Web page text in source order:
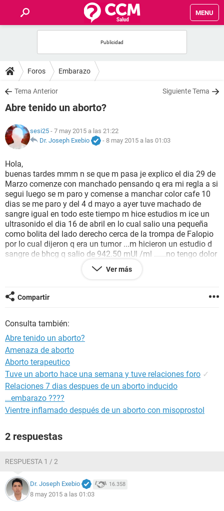
MENU
FOROS
SALUD
NUTRICIÓN
BIENESTAR
SEXUALIDAD
GLOSARIO
Foros Embarazo
Tema Anterior Siguiente Tema
Abre tenido un aborto?
sesi25 - 7 may 2015 a las 21:22
Dr. Joseph Exebio
- 8 may 2015 a las 01:03
Hola,
buenas tardes mmm n se que m pasa je explico el dia 29 de
Marzo comenze con manchado pensando q era mi regla a si
segui luego se m paro y comense a manchar color cafe 10
dias se me paro y del 4 d mayo a ayer tuve machado de
sangre igual en todo este tiempo m hice estudios m ice un
ultrasonido el dia 16 de abril en lo cual salio una pequeña
como bolita del lado derecho cerca de la trompa de Falopio
por lo cual dijeron q era un tumor ...m hicieron un estudio d
sangre de bhcg q salio de 942.50 mUl /ml ......no tengo dolor
en el vientre solo es el manchado y es si camino demaciado
dolor de cenos comezón y algo de naceas .... el medico n m
algo asi el dia lunes arroje un pekeño cuagulo y el dia
martes igual o si esos cuagulos son por el dycinone q m
UNA AEGUNDA OPINION
Ver más
Compartir
Consulta también:
Abre tenido un aborto?
Amenaza de aborto
Aborto terapeutico
Tuve un aborto hace una semana y tuve relaciones foro ✓
Relaciones 7 dias despues de un aborto inducido
...embarazo ????
Vientre inflamado después de un aborto con misoprostol
2 respuestas
RESPUESTA 1 / 2
Dr. Joseph Exebio 16.358
8 may 2015 a las 01:03